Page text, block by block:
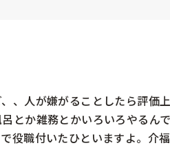
、人が嫌がることしたら評価
とか雑務とかいろいろやるん
役職付いたひといますよ。介